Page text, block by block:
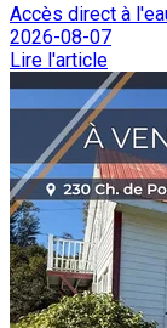
Accès direct à
2026-08-07
Lire l'article